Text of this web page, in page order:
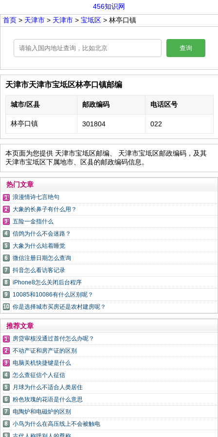
456知识网
首页 > 天津市 > 天津市 > 宝坻区 > 林亭口镇
查询
天津市天津市宝坻区林亭口镇邮编
城市/区县 邮政编码 电话区号
林亭口镇 301804 022
本页面为您提供 天津市宝坻区邮编、 天津市宝坻区邮政编码，及其
天津市宝坻区下属地市、区县的邮政编码信息。
热门文章
浪漫情诗七言绝句
大象的长鼻子有什么用？
五险一金指什么
信鸽为什么不会迷路？
大象为什么站着睡觉
微信注册日期怎么查询
抖音怎么看访客记录
iPhone8怎么关闭后台程序
10085和10086有什么区别呢？
你是选择城市买房还是农村建房呢？
推荐文章
房贷审核没通过首付怎么办呢？
不动产证和房产证的区别
电脑关机快捷键是什么
怎么查征信个人征信
月球为什么不适合人类居住
粉色玫瑰的花语是什么意思
电陶炉和电磁炉的区别
小鸟为什么在高压线上不会被触电